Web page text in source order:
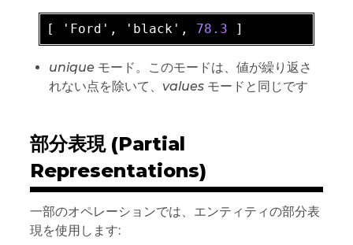
[ 'Ford', 'black', 78.3
uniqueモード。このモードは、値が繰り返さ
れない点を除いて、 valuesモードと同じです
部分表現 (Partial
Representations)
一部のオペレーションでは、エンティティの部分表
現を使用します: